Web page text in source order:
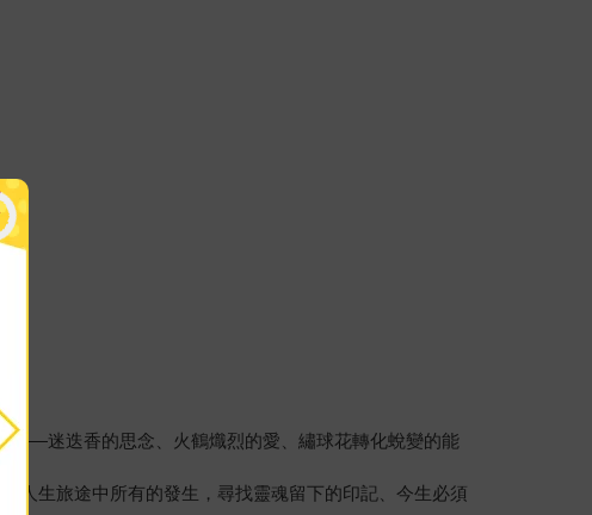
——迷迭香的思念、火鶴熾烈的愛、繡球花轉化蛻變的能
人生旅途中所有的發生，尋找靈魂留下的印記、今生必須